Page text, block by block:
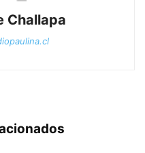
Challapa